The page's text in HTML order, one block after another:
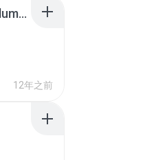
Junior Miss Pageant 1999 Series (Volume I Part I NC 6).7z
12年之前